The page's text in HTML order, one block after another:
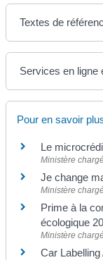
Textes de
Services en ligne
Pour en savoir
Le
Ministère
Je change
Ministère
Prime à la
écologique
Ministère
Car Labelling